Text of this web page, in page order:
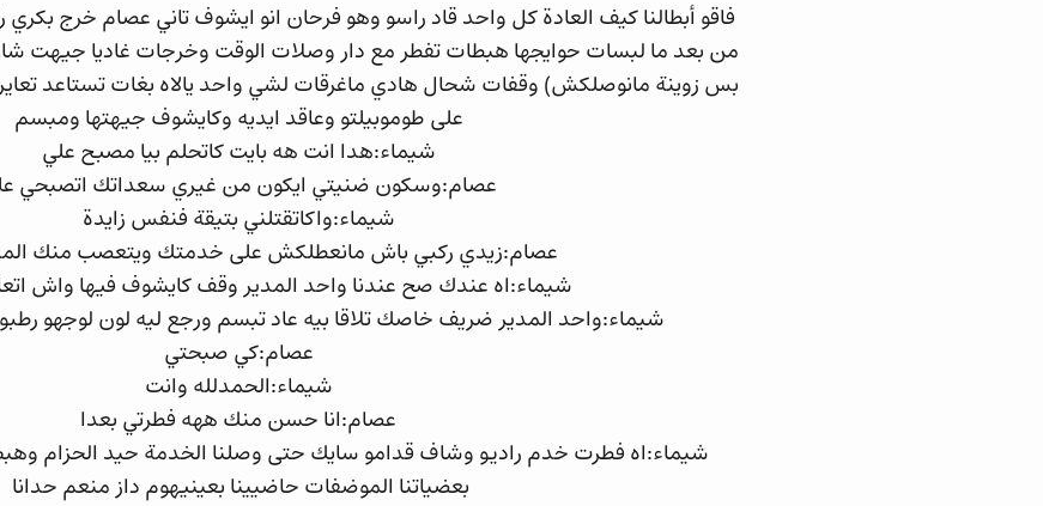
فاقو أبطالنا كيف العادة كل واحد قاد راسو وهو فرحان انو ايشوف تاني عصام خرج
من بعد ما لبسات حوايجها هبطات تفطر مع دار وصلات الوقت وخرجات غاديا
بس زوينة مانوصلكش) وقفات شحال هادي ماغرقات لشي واحد يالاه بغات تستاعد
على طوموبيلتو وعاقد ايديه وكايشوف جيهتها ومبسم
شيماء:هدا انت هه بايت كاتحلم بيا مصبح علي
عصام:وسكون ضنيتي ايكون من غيري سعداتك اتصبحي
شيماء:واكاتقتلني بتيقة فنفس زايدة
عصام:زيدي ركبي باش مانعطلكش على خدمتك ويتعصب منك
شيماء:اه عندك صح عندنا واحد المدير وقف كايشوف فيها واش
شيماء:واحد المدير ضريف خاصك تلاقا بيه عاد تبسم ورجع ليه لون لوجهو رطبو
عصام:كي صبحتي
شيماء:الحمدلله وانت
عصام:انا حسن منك ههه فطرتي بعدا
شيماء:اه فطرت خدم راديو وشاف قدامو سايك حتى وصلنا الخدمة حيد الحزام
بعضياتنا الموضفات حاضيينا بعينيهوم داز منعم حدانا